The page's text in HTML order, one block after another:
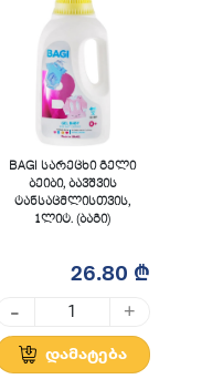
BAGI სარეცხი გელი
ბეიბი, ბავშვის
ტანსაცმლისთვის,
1ლიტ. (ბაგი)
26.80 ₾
- +
დამატება